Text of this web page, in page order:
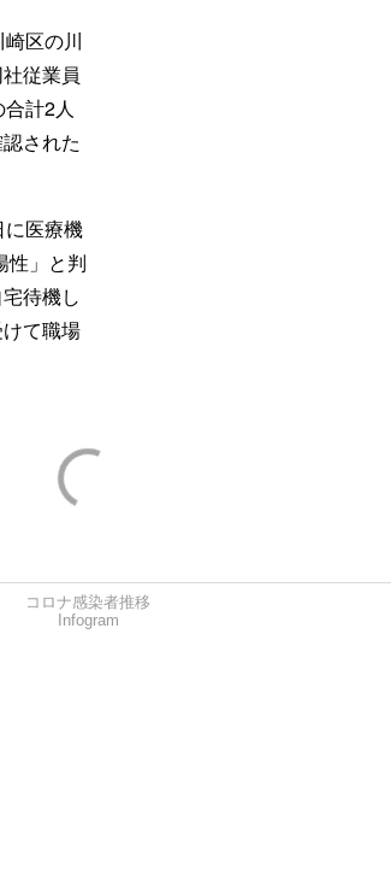
区の川
従業員
計2人
された
医療機
性」と判
待機し
て職場
コロナ感染者推移
Infogram